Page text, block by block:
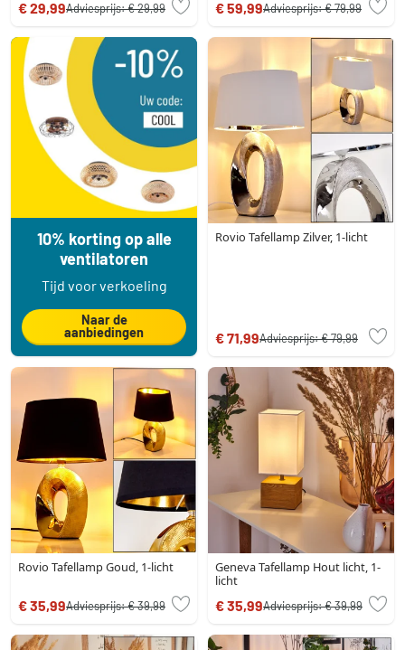
€ 29,99Adviesprijs:€ 29,99 € 59,99Adviesprijs:€ 79,99
10% korting op alle
ventilatoren
Tijd voor verkoeling
Naar de
aanbiedingen
Rovio Tafellamp Zilver, 1-licht
€ 71,99Adviesprijs:€ 79,99
Rovio Tafellamp Goud, 1-licht
€ 35,99Adviesprijs:€ 39,99
Geneva Tafellamp Hout licht, 1-
licht
€ 35,99Adviesprijs:€ 39,99